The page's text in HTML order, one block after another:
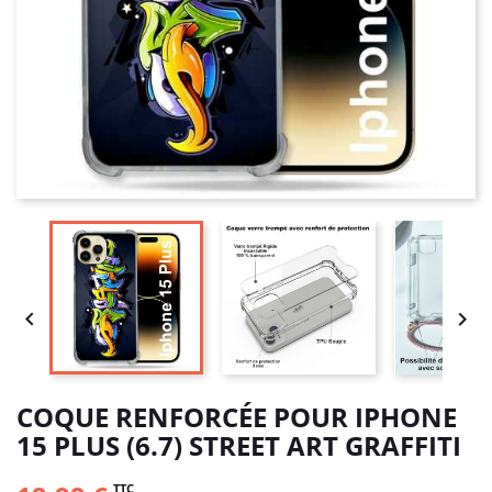
 
COQUE RENFORCÉE POUR IPHONE
15 PLUS (6.7) STREET ART GRAFFITI
TTC